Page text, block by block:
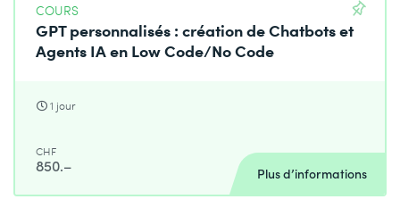
COURS
GPT personnalisés : création de Chatbots et
Agents IA en Low Code/No Code
1 jour
CHF
850.– Plus d’informations